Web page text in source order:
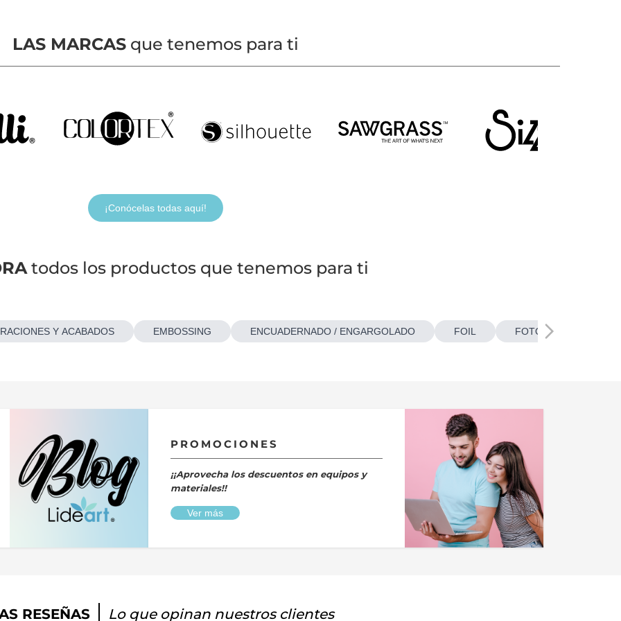
LAS MARCASque tenemos para ti
¡Conócelas todas aquí!
todos los productos que tenemos para ti
Y ACABADOS EMBOSSING ENCUADERNADO / ENGARGOLADO FOIL FOTOBOTONES
PROMOCIONES
¡¡Aprovecha los descuentos en equipos y
materiales!!
Ver más
RESEÑAS Lo que opinan nuestros clientes